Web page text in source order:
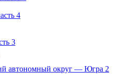
4
3
автономный округ — Югра 2